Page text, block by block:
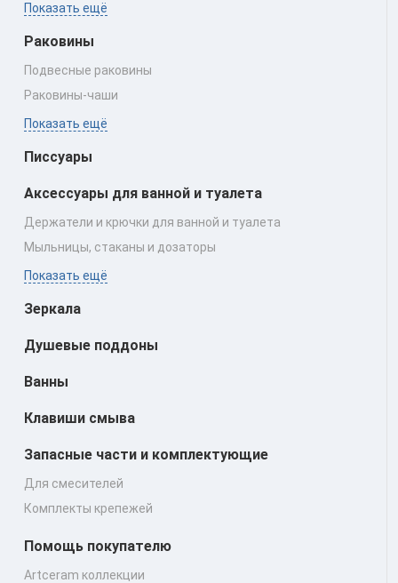
Показать ещё
Раковины
Подвесные раковины
Раковины‑чаши
Показать ещё
Писсуары
Аксессуары для ванной и туалета
Держатели и крючки для ванной и туалета
Мыльницы, стаканы и дозаторы
Показать ещё
Зеркала
Душевые поддоны
Ванны
Клавиши смыва
Запасные части и комплектующие
Для смесителей
Комплекты крепежей
Помощь покупателю
Artceram коллекции